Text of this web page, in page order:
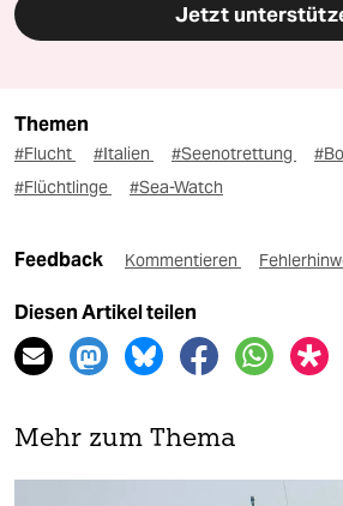
Jetzt
Themen
#Flucht #Italien #Seenotrettung
#Flüchtlinge
#Sea-Watch
Feedback Kommentieren
Diesen Artikel teilen
Mehr zum Thema